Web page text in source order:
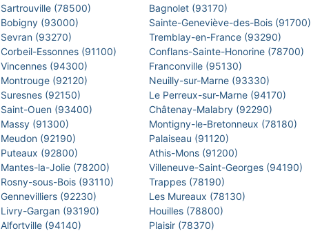
Sartrouville (78500)
Bobigny (93000)
Sevran (93270)
Corbeil-Essonnes (91100)
Vincennes (94300)
Montrouge (92120)
Suresnes (92150)
Saint-Ouen (93400)
Massy (91300)
Meudon (92190)
Puteaux (92800)
Mantes-la-Jolie (78200)
Rosny-sous-Bois (93110)
Gennevilliers (92230)
Livry-Gargan (93190)
Alfortville (94140)
Bagnolet (93170)
Sainte-Geneviève-des-Bois (91700)
Tremblay-en-France (93290)
Conflans-Sainte-Honorine (78700)
Franconville (95130)
Neuilly-sur-Marne (93330)
Le Perreux-sur-Marne (94170)
Châtenay-Malabry (92290)
Montigny-le-Bretonneux (78180)
Palaiseau (91120)
Athis-Mons (91200)
Villeneuve-Saint-Georges (94190)
Trappes (78190)
Les Mureaux (78130)
Houilles (78800)
Plaisir (78370)